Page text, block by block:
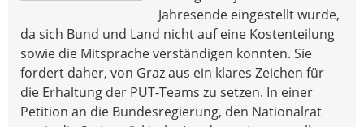
Jahresende eingestellt wurde,
da sich Bund und Land nicht auf eine Kostenteilung
sowie die Mitsprache verständigen konnten. Sie
fordert daher, von Graz aus ein klares Zeichen für
die Erhaltung der PUT-Teams zu setzen. In einer
Petition an die Bundesregierung, den Nationalrat